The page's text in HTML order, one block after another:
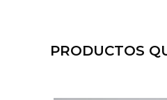
PRODUCTOS